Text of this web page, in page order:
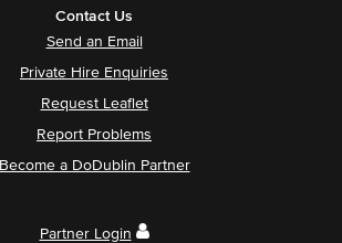
Contact Us
Send an Email
Private Hire Enquiries
Request Leaflet
Report Problems
Become a DoDublin Partner
Partner Login